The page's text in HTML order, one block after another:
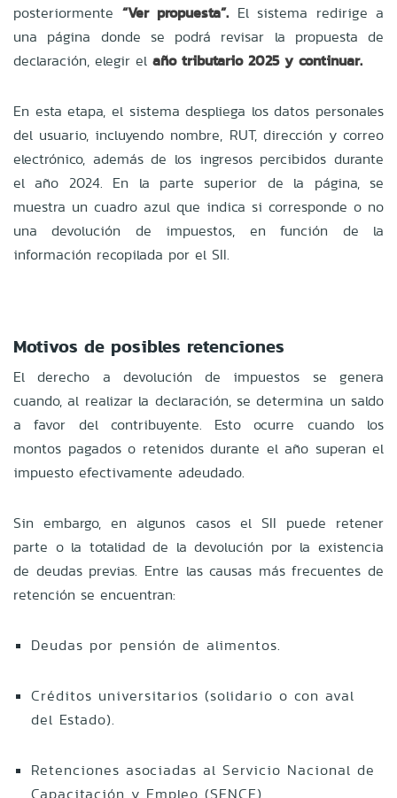
posteriormente “Ver propuesta”. El sistema redirige a
una página donde se podrá revisar la propuesta de
declaración, elegir el año tributario 2025 y continuar.
En esta etapa, el sistema despliega los datos personales
del usuario, incluyendo nombre, RUT, dirección y correo
electrónico, además de los ingresos percibidos durante
el año 2024. En la parte superior de la página, se
muestra un cuadro azul que indica si corresponde o no
una devolución de impuestos, en función de la
información recopilada por el SII.
Motivos de posibles retenciones
El derecho a devolución de impuestos se genera
cuando, al realizar la declaración, se determina un saldo
a favor del contribuyente. Esto ocurre cuando los
montos pagados o retenidos durante el año superan el
impuesto efectivamente adeudado.
Sin embargo, en algunos casos el SII puede retener
parte o la totalidad de la devolución por la existencia
de deudas previas. Entre las causas más frecuentes de
retención se encuentran:
Deudas por pensión de alimentos.
Créditos universitarios (solidario o con aval
del Estado).
Retenciones asociadas al Servicio Nacional de
Capacitación y Empleo (SENCE).